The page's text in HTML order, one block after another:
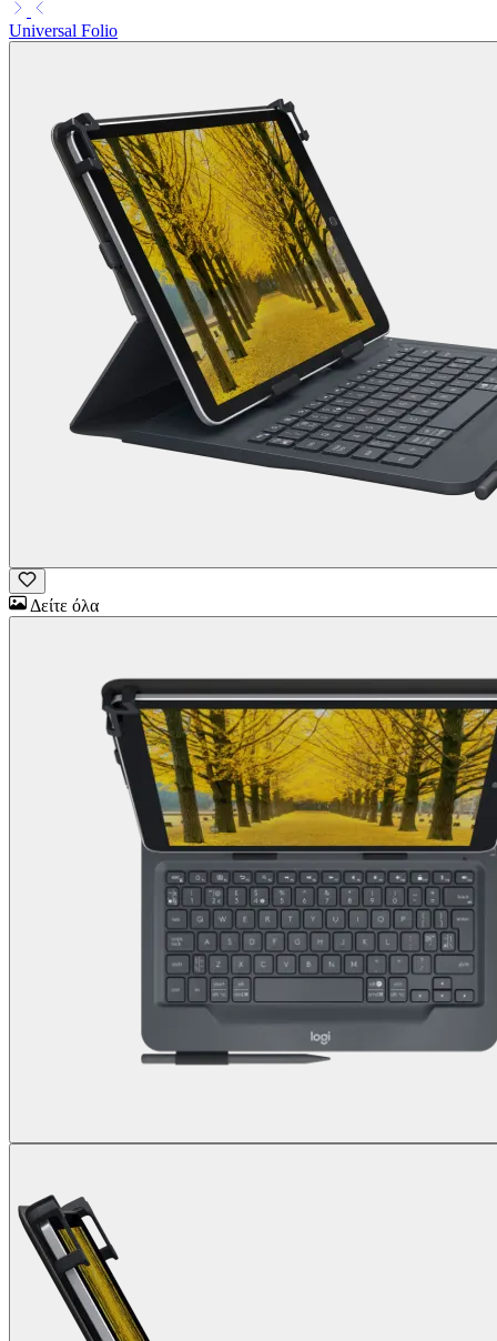
Universal Folio
Δείτε όλα